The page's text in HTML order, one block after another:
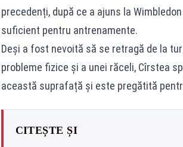
precedenți, după ce a ajuns la
suficient pentru antrenamente.
Deși a fost nevoită să se retragă de la
probleme fizice și a unei răceli, Cîrstea
această suprafață și este pregătită
CITEȘTE ȘI